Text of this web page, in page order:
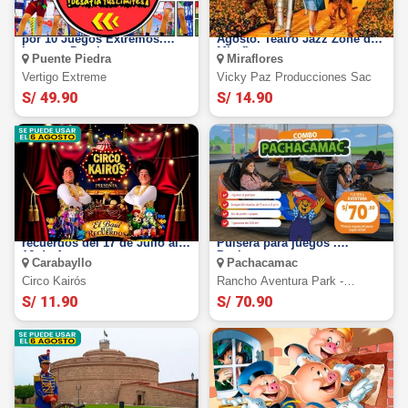
VERTIGO EXTREME: Oferta
por 10 Juegos Extremos.
Lunes a Domingo
Puente Piedra
Vertigo Extreme
S/ 49.90
El Mago de Oz: El 6 de
Agosto. Teatro Jazz Zone de
Miraflores
Miraflores
Vicky Paz Producciones Sac
S/ 14.90
Circo Kairós: El Baúl de los
recuerdos del 17 de Julio al
16 de Agosto
Carabayllo
Circo Kairós
S/ 11.90
Rancho Aventura Park:
Pulsera para juegos .
Pachacamac
Pachacamac
Rancho Aventura Park -
Pachacamac
S/ 70.90